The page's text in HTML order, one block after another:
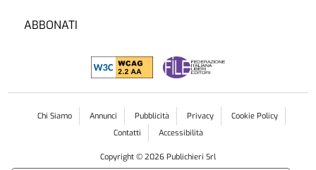
ABBONATI
Chi Siamo Annunci Pubblicità Privacy
Cookie Policy
Contatti
Accessibilità
Copyright © 2026 Publichieri Srl